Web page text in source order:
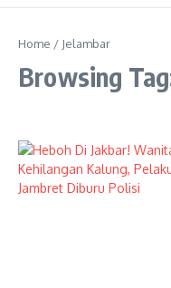
Home / Jelambar
Browsing